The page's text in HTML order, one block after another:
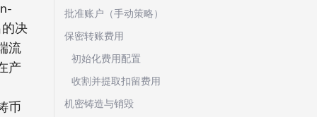
决
流
产
币
批准账户（手动策略）
保密转账费用
初始化费用配置
收割并提取扣留费用
机密铸造与销毁